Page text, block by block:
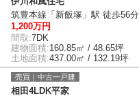
筑豊本線「新飯塚」駅 徒歩56分
1,200万円
間取:7DK
建物面積:160.85㎡ / 48.65坪
土地面積:437.00㎡ / 132.19坪
売買｜中古一戸建
相田4LDK平家